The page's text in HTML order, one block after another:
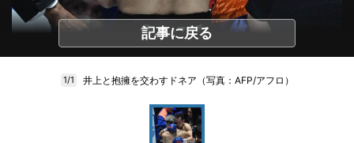
記事に戻る
1/1 井上と抱擁を交わすドネア（写真：AFP/アフロ）